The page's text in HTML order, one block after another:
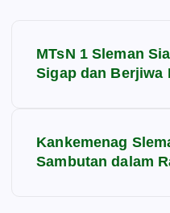
MTsN 1 Sleman
Sigap dan Berjiwa
Kankemenag
Sambutan dalam